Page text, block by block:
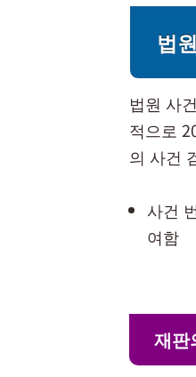
법
법원 사
적으로
의 사건
사건
여함
재판